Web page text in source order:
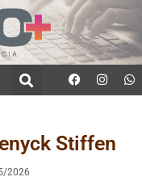
Stiffen
2026